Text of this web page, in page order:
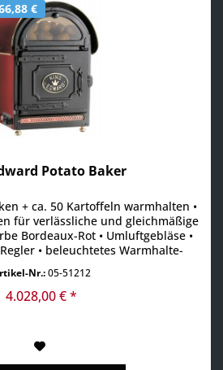
€
Potato Baker
+ ca. 50 Kartoffeln warmhalten •
für verlässliche und gleichmäßige
Bordeaux-Rot • Umluftgebläse •
• beleuchtetes Warmhalte-
Nr.:05-51212
4.028,00 € *